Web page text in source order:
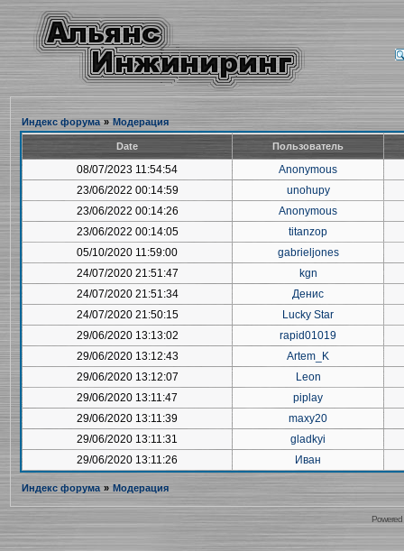
Индекс форума » Модерация
Date Пользователь
08/07/2023 11:54:54
Anonymous
23/06/2022 00:14:59
unohupy
23/06/2022 00:14:26
Anonymous
23/06/2022 00:14:05
titanzop
05/10/2020 11:59:00
gabrieljones
24/07/2020 21:51:47
kgn
24/07/2020 21:51:34
Денис
24/07/2020 21:50:15
Lucky Star
29/06/2020 13:13:02
rapid01019
29/06/2020 13:12:43
Artem_K
29/06/2020 13:12:07
Leon
29/06/2020 13:11:47
piplay
29/06/2020 13:11:39
maxy20
29/06/2020 13:11:31
gladkyi
29/06/2020 13:11:26
Иван
Индекс форума » Модерация